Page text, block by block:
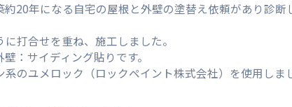
20年になる自宅の屋根と外壁の塗替え依頼があり診
打合せを重ね、施工しました。
：サイディング貼りです。
のユメロック（ロックペイント株式会社）を使用しま